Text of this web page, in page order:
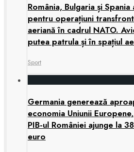
România, Bulgaria și
pentru operațiuni
aeriană în cadrul NATO.
putea patrula și în spațiul
Sport
Germania generează
economia Uniunii
PIB-ul României ajunge la
euro